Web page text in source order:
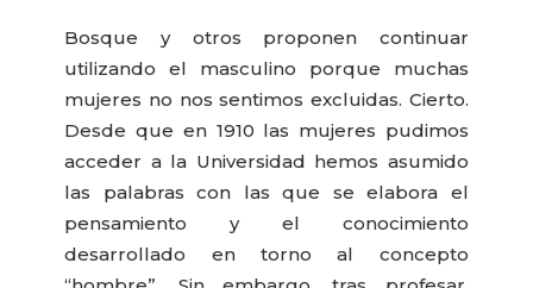
Bosque y otros proponen continuar
utilizando el masculino porque muchas
mujeres no nos sentimos excluidas. Cierto.
Desde que en 1910 las mujeres pudimos
acceder a la Universidad hemos asumido
las palabras con las que se elabora el
pensamiento y el conocimiento
desarrollado en torno al concepto